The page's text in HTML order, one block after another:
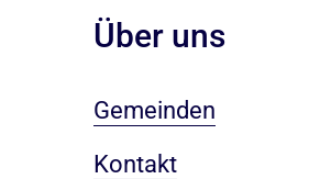
Über uns
Gemeinden
Kontakt